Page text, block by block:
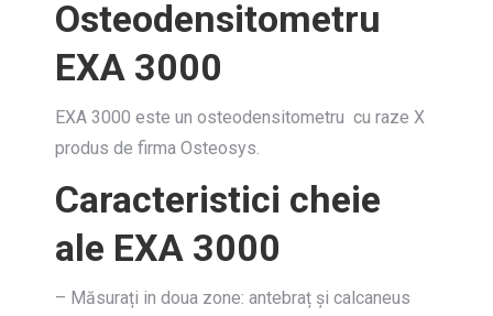
Osteodensitometru
EXA 3000
EXA 3000 este un osteodensitometru cu raze X
produs de firma Osteosys.
Caracteristici cheie
ale EXA 3000
– Măsurați in doua zone: antebraț și calcaneus